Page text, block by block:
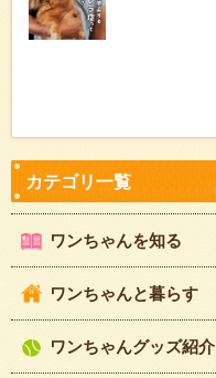
ワンちゃんを知る
ワンちゃんと暮らす
ワンちゃんグッズ紹介